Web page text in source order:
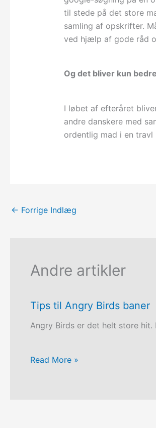
til stede på det store
samling af opskrifter.
ved hjælp af gode råd
Og det bliver kun bedre
I løbet af efteråret
andre danskere med
ordentlig mad i en
← Forrige Indlæg
Andre artikler
Tips til Angry Birds baner
Angry Birds er det helt store
Read More »